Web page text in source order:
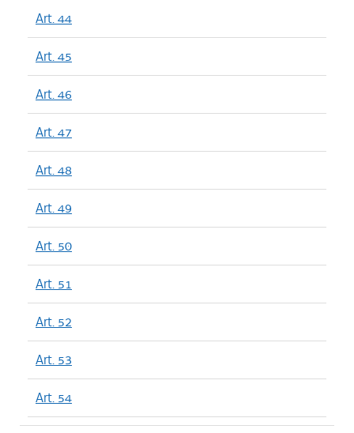
Art. 44
Art. 45
Art. 46
Art. 47
Art. 48
Art. 49
Art. 50
Art. 51
Art. 52
Art. 53
Art. 54